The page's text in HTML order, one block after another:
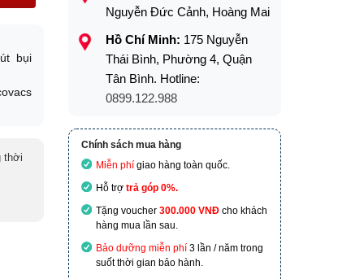
bụi
thời
Nguyễn Đức Cảnh, Hoàng Mai
Hồ Chí Minh: 175 Nguyễn
Thái Bình, Phường 4, Quận
Tân Bình. Hotline:
0899.122.988
Chính sách mua hàng
Miễn phí giao hàng toàn quốc.
Hỗ trợ trả góp 0%.
Tặng voucher 300.000 VNĐcho khách
hàng mua lần sau.
Bảo dưỡng miễn phí3 lần / năm trong
suốt thời gian bảo hành.